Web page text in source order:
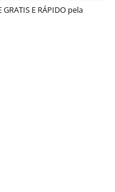
E RÁPIDO pela